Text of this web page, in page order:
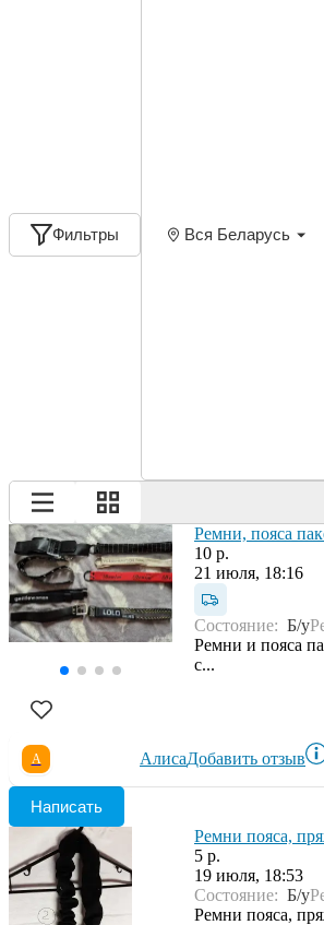
Фильтры Вся Беларусь
Ремни, пояса
10 р.
21 июля, 18:16
Состояние: Б/у
Ремни и пояса
с...
А АлисаДобавить отзыв
Написать
Ремни пояса,
5 р.
19 июля, 18:53
Состояние: Б/у
Ремни пояса,